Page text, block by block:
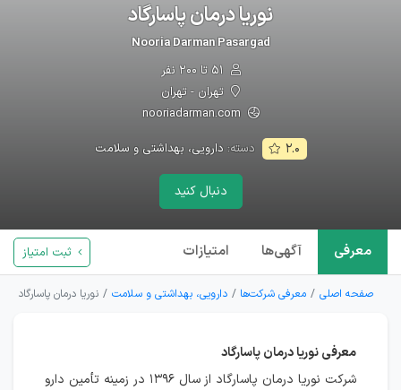
نوریا درمان پاسارگاد
Nooria Darman Pasargad
تهران - تهران
nooriadarman.com
۲.۰ دسته:دارویی، بهداشتی و سلامت
دنبال کنید
معرفی آگهی‌ها امتیازات ثبت امتیاز
صفحه اصلی معرفی شرکت‌ها دارویی، بهداشتی و سلامت نوریا درمان پاسارگاد
معرفی نوریا درمان پاسارگاد
شرکت نوریا درمان پاسارگاد از سال ۱۳۹۶ در زمینه تأمین دارو